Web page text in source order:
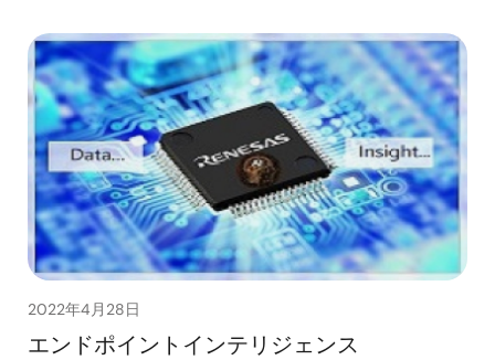
2022年4月28日
エンドポイントインテリジェンス